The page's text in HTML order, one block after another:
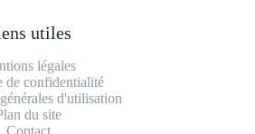
utiles
légales
de confidentialité
d'utilisation
du site
Contact